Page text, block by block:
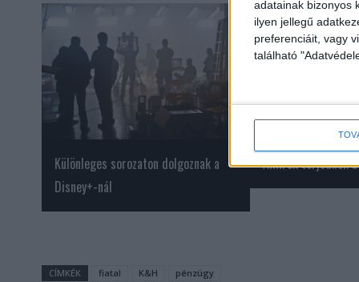
adatainak bizonyos
ilyen jellegű
preferenciáit, vagy
található
Különleges sorozaton dolgoznak a
Disney+-nál
Álhírek terjednek
CÍMKÉK fiatal K&H pénzügy